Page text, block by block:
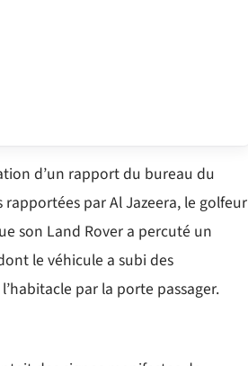
d’un rapport du bureau du
par Al Jazeera, le golfeur
son Land Rover a percuté un
le véhicule a subi des
par la porte passager.